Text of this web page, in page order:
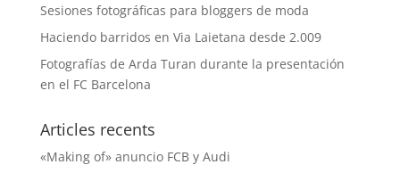
Sesiones fotográficas para bloggers de moda
Haciendo barridos en Via Laietana desde 2.009
Fotografías de Arda Turan durante la presentación
en el FC Barcelona
Articles recents
«Making of» anuncio FCB y Audi